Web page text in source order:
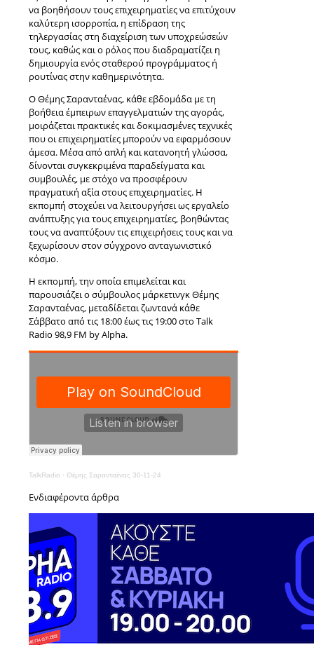
να βοηθήσουν τους επιχειρηματίες να επιτύχουν
καλύτερη ισορροπία, η επίδραση της
τηλεργασίας στη διαχείριση των υποχρεώσεών
τους, καθώς και ο ρόλος που διαδραματίζει η
δημιουργία ενός σταθερού προγράμματος ή
ρουτίνας στην καθημερινότητα.
Ο Θέμης Σαρανταένας, κάθε εβδομάδα με τη
βοήθεια έμπειρων επαγγελματιών της αγοράς,
μοιράζεται πρακτικές και δοκιμασμένες τεχνικές
που οι επιχειρηματίες μπορούν να εφαρμόσουν
άμεσα. Μέσα από απλή και κατανοητή γλώσσα,
δίνονται συγκεκριμένα παραδείγματα και
συμβουλές, με στόχο να προσφέρουν
πραγματική αξία στους επιχειρηματίες. Η
εκπομπή στοχεύει να λειτουργήσει ως εργαλείο
ανάπτυξης για τους επιχειρηματίες, βοηθώντας
τους να αναπτύξουν τις επιχειρήσεις τους και να
ξεχωρίσουν στον σύγχρονο ανταγωνιστικό
κόσμο.
Η εκπομπή, την οποία επιμελείται και
παρουσιάζει ο σύμβουλος μάρκετινγκ Θέμης
Σαρανταένας, μεταδίδεται ζωντανά κάθε
Σάββατο από τις 18:00 έως τις 19:00 στο Talk
Radio 98,9 FM by Alpha.
TalkRadio · Θέμης Σαρανταένας 30-11-24
Ενδιαφέροντα άρθρα